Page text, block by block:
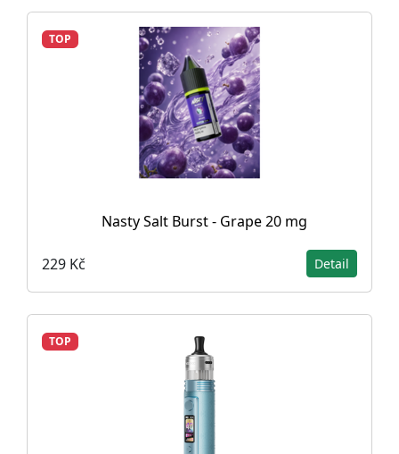
TOP
Nasty Salt Burst - Grape 20 mg
229 Kč Detail
TOP